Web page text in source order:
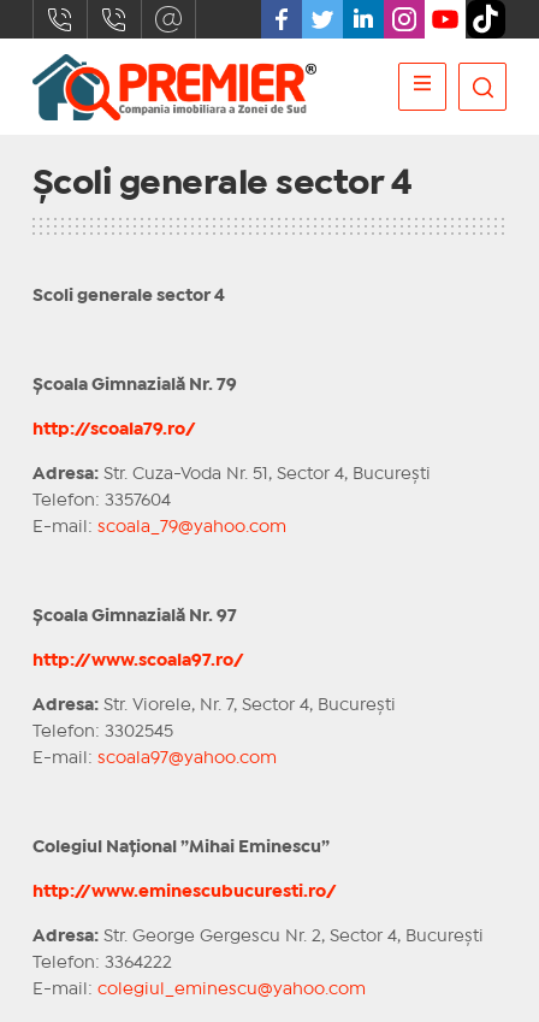
Școli generale sector 4
Scoli generale sector 4
Școala Gimnazială Nr. 79
http://scoala79.ro/
Adresa:Str. Cuza-Voda Nr. 51, Sector 4, București
Telefon: 3357604
E-mail: scoala_79@yahoo.com
Școala Gimnazială Nr. 97
http://www.scoala97.ro/
Adresa:Str. Viorele, Nr. 7, Sector 4, București
Telefon: 3302545
E-mail: scoala97@yahoo.com
Colegiul Național ”Mihai Eminescu”
http://www.eminescubucuresti.ro/
Adresa:Str. George Gergescu Nr. 2, Sector 4, București
Telefon: 3364222
E-mail: colegiul_eminescu@yahoo.com